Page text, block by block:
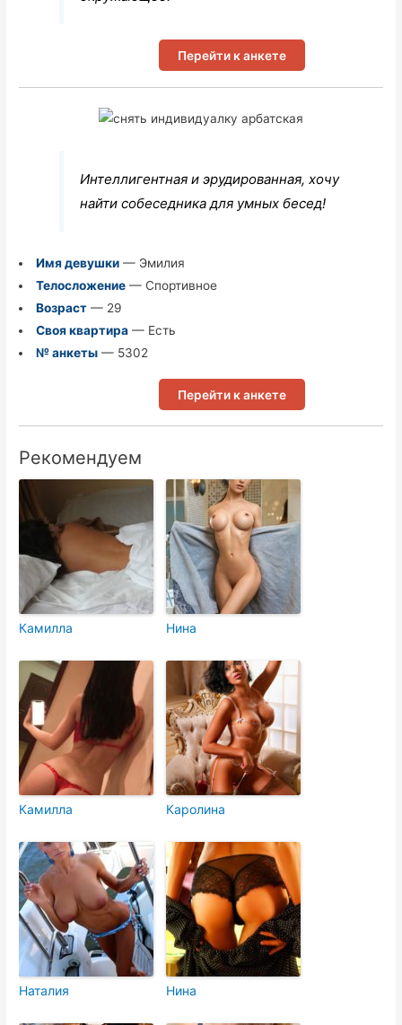
Перейти к анкете
Интеллигентная и эрудированная, хочу
найти собеседника для умных бесед!
Имя девушки— Эмилия
Телосложение— Спортивное
Возраст— 29
Своя квартира— Есть
№ анкеты— 5302
Перейти к анкете
Рекомендуем
Камилла Нина
Камилла Каролина
Наталия Нина